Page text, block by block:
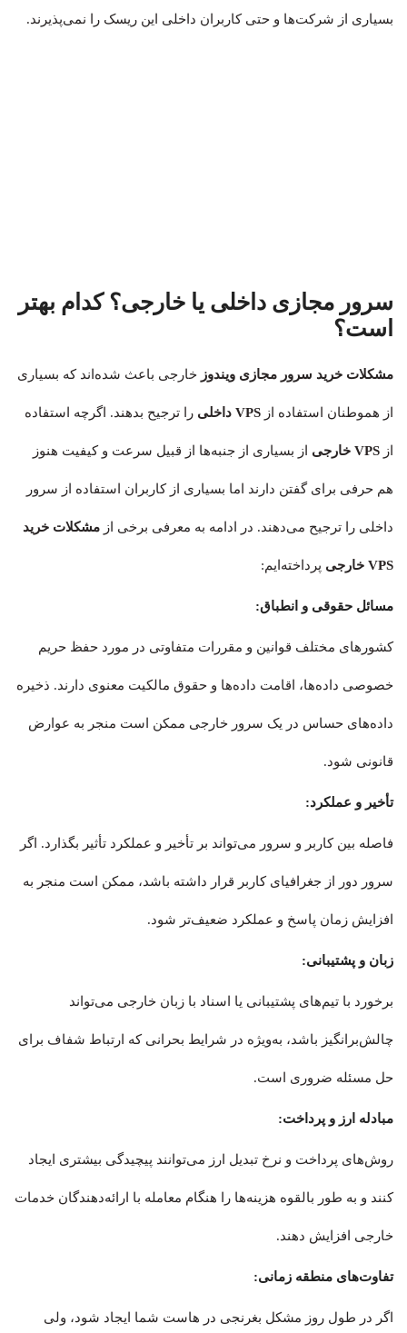
بسیاری از شرکت‌ها و حتی کاربران داخلی این ریسک را نمی‌پذیرند.
سرور مجازی داخلی یا خارجی؟ کدام بهتر
است؟
مشکلات خرید سرور مجازی ویندوزخارجی باعث شده‌اند که بسیاری
از هموطنان استفاده از VPS داخلی را ترجیح بدهند. اگرچه استفاده
از VPS خارجی از بسیاری از جنبه‌ها از قبیل سرعت و کیفیت هنوز
هم حرفی برای گفتن دارند اما بسیاری از کاربران استفاده از سرور
داخلی را ترجیح می‌دهند. در ادامه به معرفی برخی از مشکلات خرید
VPS خارجی پرداخته‌ایم:
مسائل حقوقی و انطباق:
کشورهای مختلف قوانین و مقررات متفاوتی در مورد حفظ حریم
خصوصی داده‌ها، اقامت داده‌ها و حقوق مالکیت معنوی دارند. ذخیره
داده‌های حساس در یک سرور خارجی ممکن است منجر به عوارض
قانونی شود.
تأخیر و عملکرد:
فاصله بین کاربر و سرور می‌تواند بر تأخیر و عملکرد تأثیر بگذارد. اگر
سرور دور از جغرافیای کاربر قرار داشته باشد، ممکن است منجر به
افزایش زمان پاسخ و عملکرد ضعیف‌تر شود.
زبان و پشتیبانی:
برخورد با تیم‌های پشتیبانی یا اسناد با زبان خارجی می‌تواند
چالش‌برانگیز باشد، به‌ویژه در شرایط بحرانی که ارتباط شفاف برای
حل مسئله ضروری است.
مبادله ارز و پرداخت:
روش‌های پرداخت و نرخ تبدیل ارز می‌توانند پیچیدگی بیشتری ایجاد
کنند و به طور بالقوه هزینه‌ها را هنگام معامله با ارائه‌دهندگان خدمات
خارجی افزایش دهند.
تفاوت‌های منطقه زمانی:
اگر در طول روز مشکل بغرنجی در هاست شما ایجاد شود، ولی